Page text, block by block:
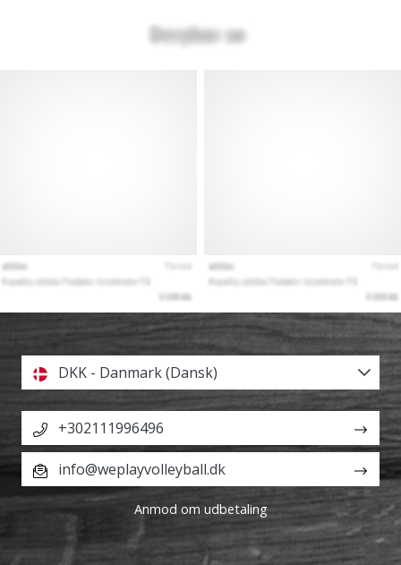
DKK - Danmark (Dansk)
+302111996496
info@weplayvolleyball.dk
Anmod om udbetaling